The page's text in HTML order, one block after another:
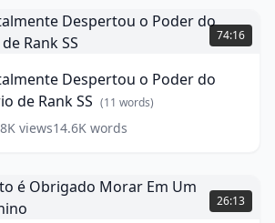
74:16
Despertou o Poder do
de Rank SS (11 words)
views14.6K words
26:13